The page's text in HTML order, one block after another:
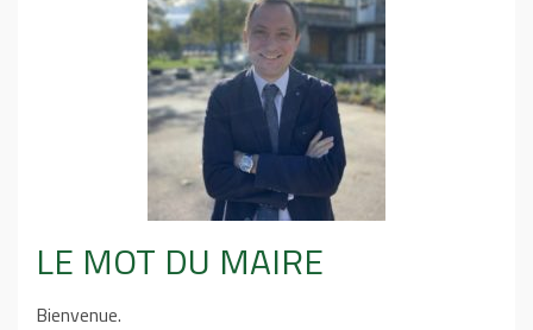
LE MOT DU MAIRE
Bienvenue.